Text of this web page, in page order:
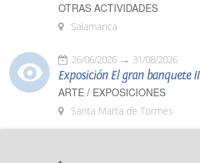
OTRAS ACTIVIDADES
Salamanca
26/06/2026 31/08/2026
Exposición El gran banquete II
ARTE / EXPOSICIONES
Santa Marta de Tormes